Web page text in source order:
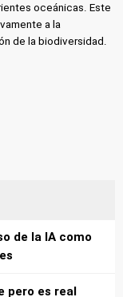
oceánicas. Este
a la
de la biodiversidad.
de la IA como
pero es real